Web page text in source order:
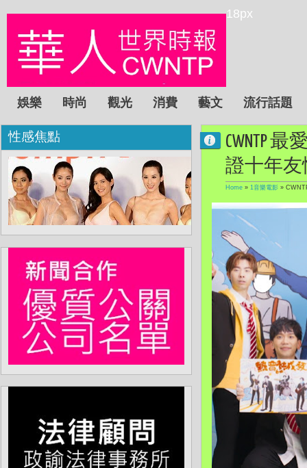
18px
娛樂 時尚 觀光 消費 藝文 流行話題
CWNTP
證十年友
Home » 1音樂電影 »
性感焦點